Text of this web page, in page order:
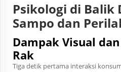
Psikologi di Balik
Sampo dan
Dampak Visual
Rak
Tiga detik pertama interaksi